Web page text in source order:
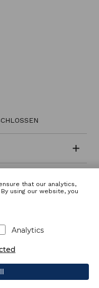
that our analytics,
using our website, you
Analytics